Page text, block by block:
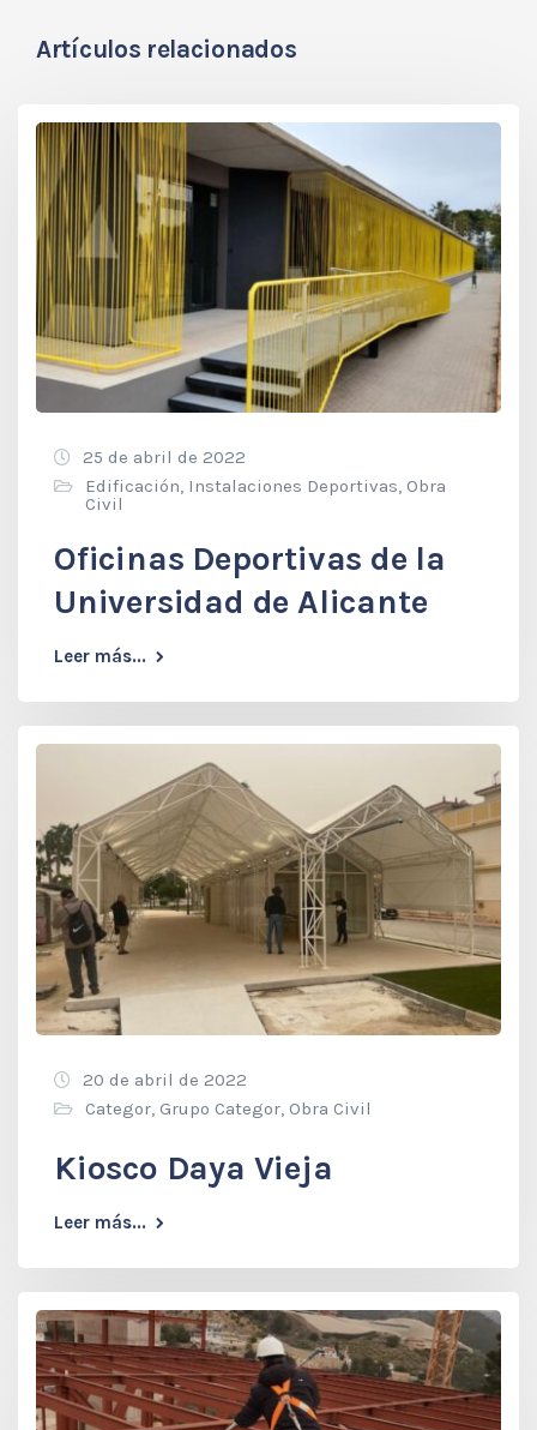
Artículos relacionados
25 de abril de 2022
Edificación, Instalaciones Deportivas, Obra
Civil
Oficinas Deportivas de la
Universidad de Alicante
Leer más...
20 de abril de 2022
Categor, Grupo Categor, Obra Civil
Kiosco Daya Vieja
Leer más...